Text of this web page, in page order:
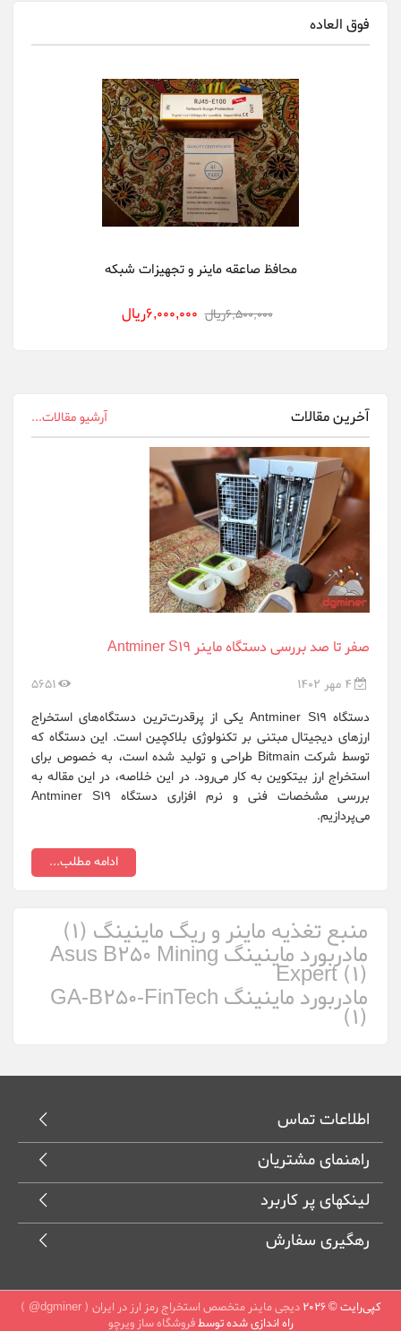
Bitmain
Cheetah Miner
Ningbo Sheng...
Nvidia
Obelisk
Onda OEM
Raspberrypi.org
XFX
ایرانسل ZTE
هایو سیستم ع...
فوق العاده
محافظ صاعقه ماینر و تجهیزات شبکه
6,500,000ريال 6,000,000ريال
آخرین مقالات آرشیو مقالات...
صفر تا صد بررسی دستگاه ماینر Antminer S19
4 مهر 1402
5651
دستگاه Antminer S19 یکی از پرقدرت‌ترین دستگاه‌های استخراج
ارزهای دیجیتال مبتنی بر تکنولوژی بلاکچین است. این دستگاه که
توسط شرکت Bitmain طراحی و تولید شده است، به خصوص برای
استخراج ارز بیتکوین به کار می‌رود. در این خلاصه، در این مقاله به
بررسی مشخصات فنی و نرم افزاری دستگاه Antminer S19
می‌پردازیم.
ادامه مطلب...
منبع تغذیه ماینر و ریگ ماینینگ (1)
مادربورد ماینینگ Asus B250 Mining
Expert (1)
مادربورد ماینینگ GA-B250-FinTech
(1)
اطلاعات تماس
راهنمای مشتریان
لینکهای پر کاربرد
رهگیری سفارش
کپی‌رایت © 2026
دیجی ماینر متخصص استخراج رمز ارز در ایران ( dgminer@ )
راه اندازی شده توسطفروشگاه ساز ویرچو